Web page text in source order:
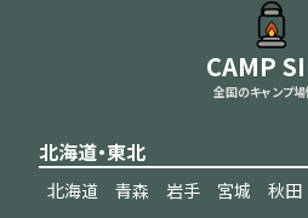
CAMP
全国のキャンプ
北海道・東北
北海道 青森 岩手 宮城 秋田